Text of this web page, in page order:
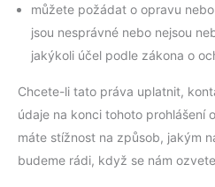
můžete požádat o opravu
jsou nesprávné nebo nejsou
jakýkoli účel podle zákona o
Chcete-li tato práva uplatnit,
údaje na konci tohoto prohlášení
máte stížnost na způsob, jakým
budeme rádi, když se nám